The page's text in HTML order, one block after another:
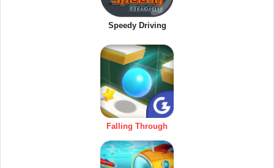
Speedy Driving
Falling Through